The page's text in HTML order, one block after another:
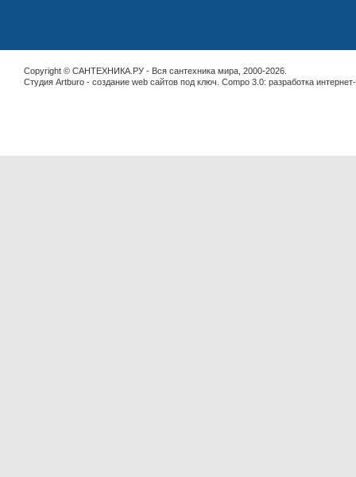
Copyright © САНТЕХНИКА.РУ - Вся сантехника мира, 2000-2026.
Студия Artburo - cоздание web сайтов под ключ . Compo 3.0: разработка